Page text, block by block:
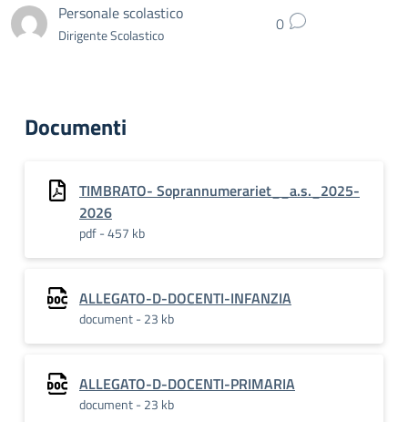
Personale scolastico
Dirigente Scolastico 0
Documenti
TIMBRATO- Soprannumerariet__a.s._2025-
2026
pdf - 457 kb
ALLEGATO-D-DOCENTI-INFANZIA
document - 23 kb
ALLEGATO-D-DOCENTI-PRIMARIA
document - 23 kb